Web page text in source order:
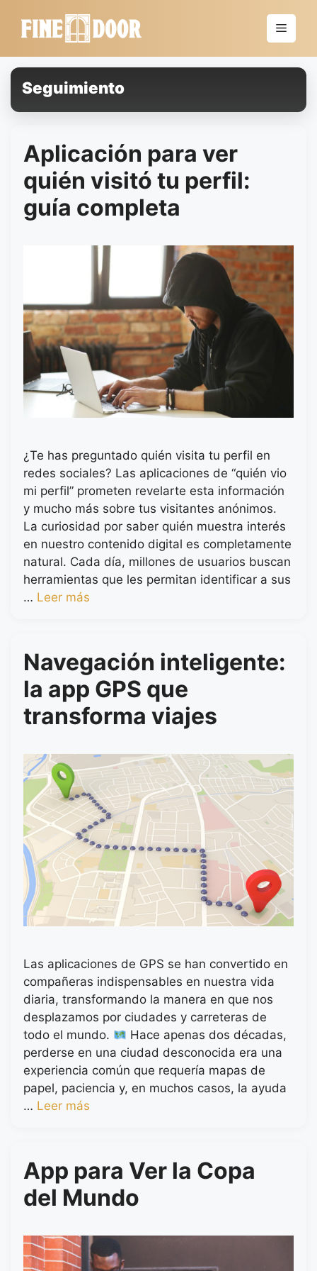
Menú
Seguimiento
Aplicación para ver
quién visitó tu perfil:
guía completa
¿Te has preguntado quién visita tu perfil en
redes sociales? Las aplicaciones de “quién vio
mi perfil” prometen revelarte esta información
y mucho más sobre tus visitantes anónimos.
La curiosidad por saber quién muestra interés
en nuestro contenido digital es completamente
natural. Cada día, millones de usuarios buscan
herramientas que les permitan identificar a sus
… Leer más
Navegación inteligente:
la app GPS que
transforma viajes
Las aplicaciones de GPS se han convertido en
compañeras indispensables en nuestra vida
diaria, transformando la manera en que nos
desplazamos por ciudades y carreteras de
todo el mundo.
Hace apenas dos décadas,
perderse en una ciudad desconocida era una
experiencia común que requería mapas de
papel, paciencia y, en muchos casos, la ayuda
… Leer más
App para Ver la Copa
del Mundo